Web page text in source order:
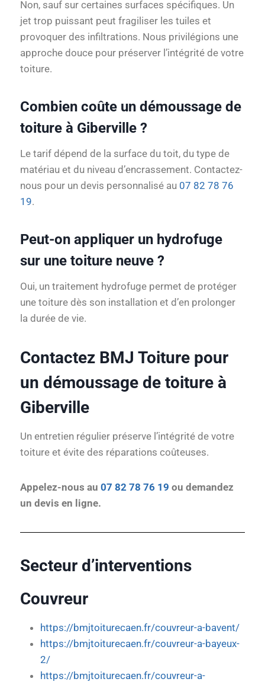
Non, sauf sur certaines surfaces spécifiques. Un
jet trop puissant peut fragiliser les tuiles et
provoquer des infiltrations. Nous privilégions une
approche douce pour préserver l’intégrité de votre
toiture.
Combien coûte un démoussage de
toiture à Giberville ?
Le tarif dépend de la surface du toit, du type de
matériau et du niveau d’encrassement. Contactez-
nous pour un devis personnalisé au 07 82 78 76
19.
Peut-on appliquer un hydrofuge
sur une toiture neuve ?
Oui, un traitement hydrofuge permet de protéger
une toiture dès son installation et d’en prolonger
la durée de vie.
Contactez BMJ Toiture pour
un démoussage de toiture à
Giberville
Un entretien régulier préserve l’intégrité de votre
toiture et évite des réparations coûteuses.
Appelez-nous au 07 82 78 76 19 ou demandez
un devis en ligne.
Secteur d’interventions
Couvreur
https://bmjtoiturecaen.fr/couvreur-a-bavent/
https://bmjtoiturecaen.fr/couvreur-a-bayeux-
2/
https://bmjtoiturecaen.fr/couvreur-a-